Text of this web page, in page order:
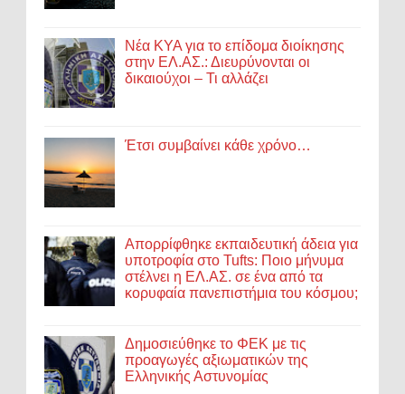
Νέα ΚΥΑ για το επίδομα διοίκησης
στην ΕΛ.ΑΣ.: Διευρύνονται οι
δικαιούχοι – Τι αλλάζει
Έτσι συμβαίνει κάθε χρόνο…
Απορρίφθηκε εκπαιδευτική άδεια για
υποτροφία στο Tufts: Ποιο μήνυμα
στέλνει η ΕΛ.ΑΣ. σε ένα από τα
κορυφαία πανεπιστήμια του κόσμου;
Δημοσιεύθηκε το ΦΕΚ με τις
προαγωγές αξιωματικών της
Ελληνικής Αστυνομίας